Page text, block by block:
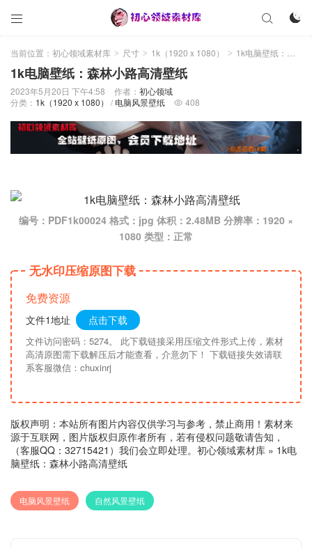
 

当前位置： 初心领域素材库 > 尺寸 > 1k（1920 x 1080） > 1k电脑壁纸：森林小路高清壁纸
1k电脑壁纸：森林小路高清壁纸
2023年5月20日 下午4:58 作者： 初心领域
分类： 1k（1920 x 1080） / 电脑风景壁纸  408
编号：PDF1k00024 格式：jpg 体积：2.48MB 分辨率：1920 ×
1080 类型：正常
无水印压缩原图下载
免费资源
文件1地址 点击下载
文件访问密码：5274。 此下载链接采用压缩文件形式上传，素材
高清原图需下载解压后才能查看，介意勿下！ 下载链接失效请联
系客服微信：chuxinrj
版权声明：本站所有图片内容仅供学习与参考，禁止商用！素材来
源于互联网，图片版权归原作者所有，若有侵权问题敬请告知，
（客服QQ：32715421）我们会立即处理。 初心领域素材库 » 1k电
脑壁纸：森林小路高清壁纸
电脑风景壁纸 自然风景壁纸